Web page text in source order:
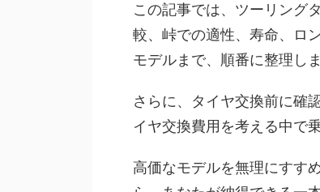
この記事では、ツーリング
較、峠での適性、寿命、ロ
モデルまで、順番に整理しま
さらに、タイヤ交換前に確
イヤ交換費用を考える中で
高価なモデルを無理にすす